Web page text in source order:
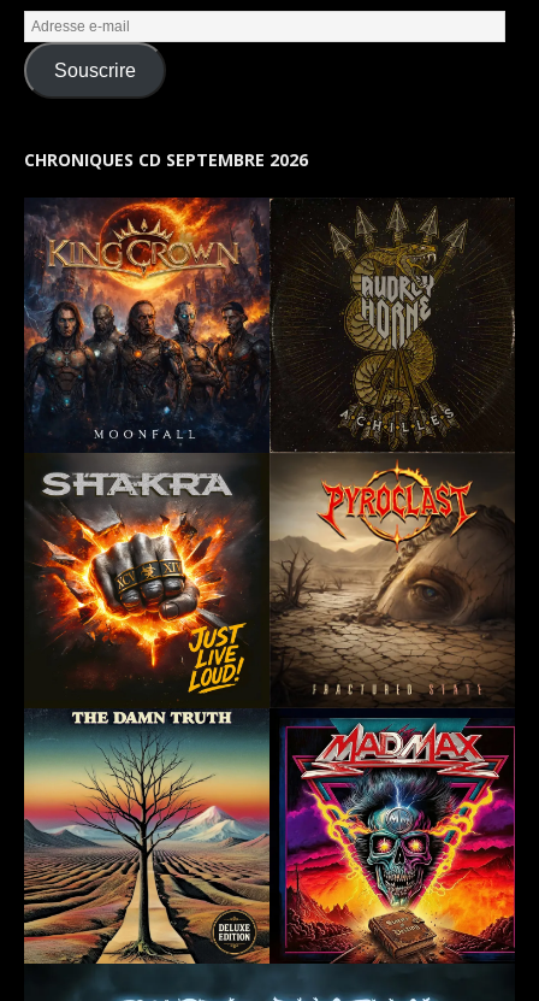
Souscrire
CHRONIQUES CD SEPTEMBRE 2026